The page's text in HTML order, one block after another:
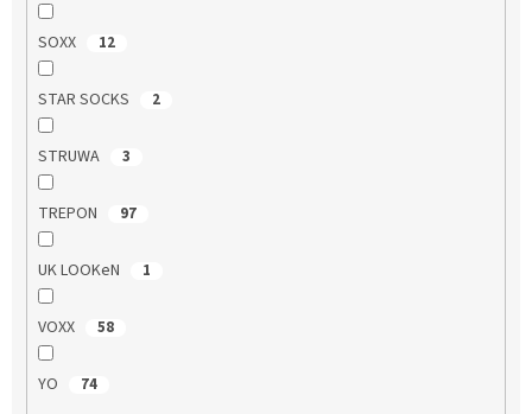
SOXX 12
STAR SOCKS 2
STRUWA 3
TREPON 97
UK LOOKeN 1
VOXX 58
YO 74